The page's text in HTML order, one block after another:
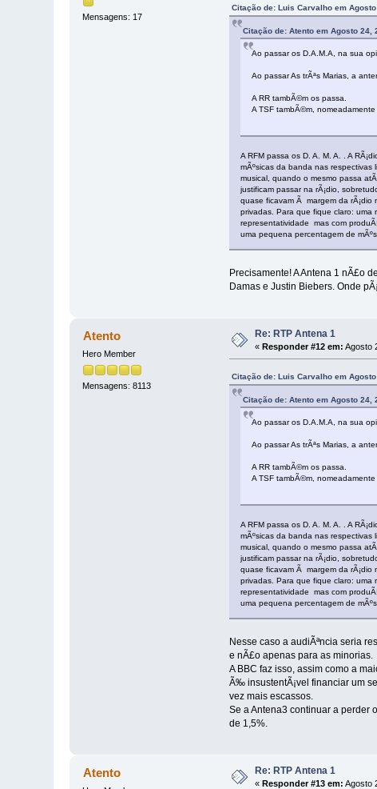
Mensagens: 17
Citação de: Luis Carvalho em
Citação de: Atento em Agosto 24,
Ao passar os D.A.M.A, na sua
Ao passar As trÃªs Marias, a
A RR tambÃ©m os passa.
A TSF tambÃ©m,
A RFM passa os D. A. M. A. . A
mÃºsicas da banda nas
musical, quando o mesmo passa
justificam passar na rÃ¡dio,
quase ficavam Ã margem da rÃ¡dio
privadas. Para que fique claro: uma
representatividade mas com
uma pequena percentagem de
Precisamente! A Antena 1 nÃ£o
Damas e Justin Biebers. Onde
Atento
Hero Member
Mensagens: 8113
Re: RTP Antena 1
«Responder #12 em: Agosto
Citação de: Luis Carvalho em
Citação de: Atento em Agosto 24,
Ao passar os D.A.M.A, na sua
Ao passar As trÃªs Marias, a
A RR tambÃ©m os passa.
A TSF tambÃ©m,
A RFM passa os D. A. M. A. . A
mÃºsicas da banda nas
musical, quando o mesmo passa
justificam passar na rÃ¡dio,
quase ficavam Ã margem da rÃ¡dio
privadas. Para que fique claro: uma
representatividade mas com
uma pequena percentagem de
Nesse caso a audiÃªncia seria
e nÃ£o apenas para as minorias.
A BBC faz isso, assim como a
Ã‰ insustentÃ¡vel financiar um
vez mais escassos.
Se a Antena3 continuar a perder
de 1,5%.
Atento Re: RTP Antena 1
«Responder #13 em: Agosto